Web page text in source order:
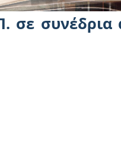
σε συνέδρια